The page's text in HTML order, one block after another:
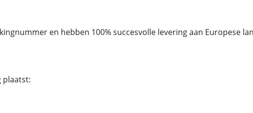
en hebben 100% succesvolle levering aan Europese
plaatst: